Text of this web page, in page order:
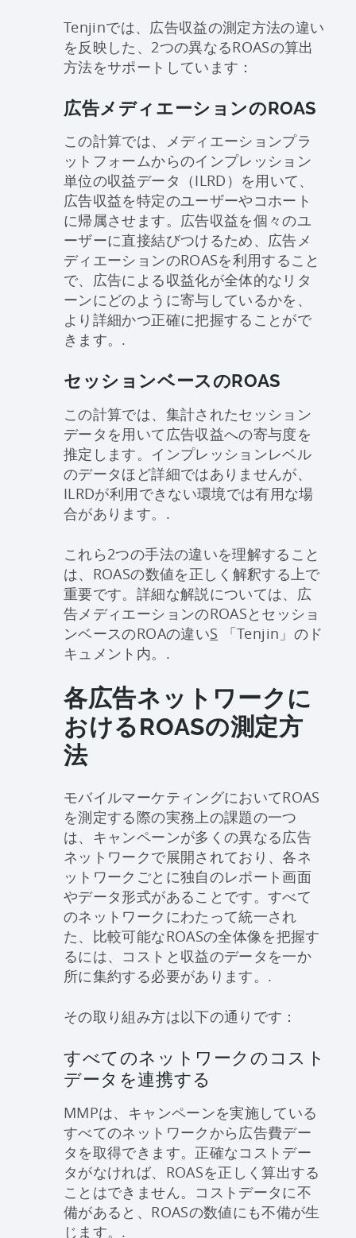
Tenjinでは、広告収益の測定方法の違い
を反映した、2つの異なるROASの算出
方法をサポートしています：
広告メディエーションのROAS
この計算では、メディエーションプラ
ットフォームからのインプレッション
単位の収益データ（ILRD）を用いて、
広告収益を特定のユーザーやコホート
に帰属させます。広告収益を個々のユ
ーザーに直接結びつけるため、広告メ
ディエーションのROASを利用すること
で、広告による収益化が全体的なリタ
ーンにどのように寄与しているかを、
より詳細かつ正確に把握することがで
きます。.
セッションベースのROAS
この計算では、集計されたセッション
データを用いて広告収益への寄与度を
推定します。インプレッションレベル
のデータほど詳細ではありませんが、
ILRDが利用できない環境では有用な場
合があります。.
これら2つの手法の違いを理解すること
は、ROASの数値を正しく解釈する上で
重要です。詳細な解説については、 広
告メディエーションのROASとセッショ
ンベースのROAの違いS 「Tenjin」のド
キュメント内。.
各広告ネットワークに
おけるROASの測定方
法
モバイルマーケティングにおいてROAS
を測定する際の実務上の課題の一つ
は、キャンペーンが多くの異なる広告
ネットワークで展開されており、各ネ
ットワークごとに独自のレポート画面
やデータ形式があることです。すべて
のネットワークにわたって統一され
た、比較可能なROASの全体像を把握す
るには、コストと収益のデータを一か
所に集約する必要があります。.
その取り組み方は以下の通りです：
すべてのネットワークのコスト
データを連携する
MMPは、キャンペーンを実施している
すべてのネットワークから広告費デー
タを取得できます。正確なコストデー
タがなければ、ROASを正しく算出する
ことはできません。コストデータに不
備があると、ROASの数値にも不備が生
じます。.